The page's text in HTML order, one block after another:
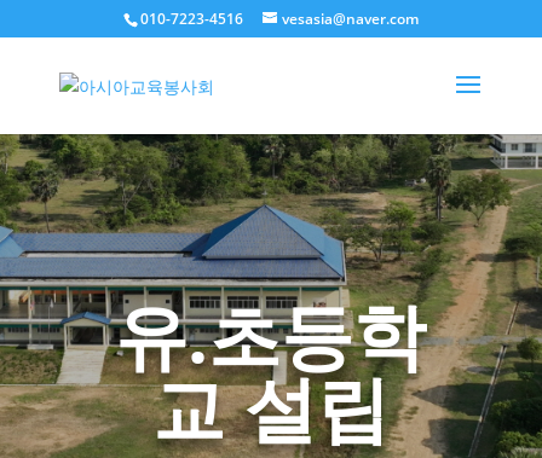
010-7223-4516 vesasia@naver.com
유.초등학
교 설립